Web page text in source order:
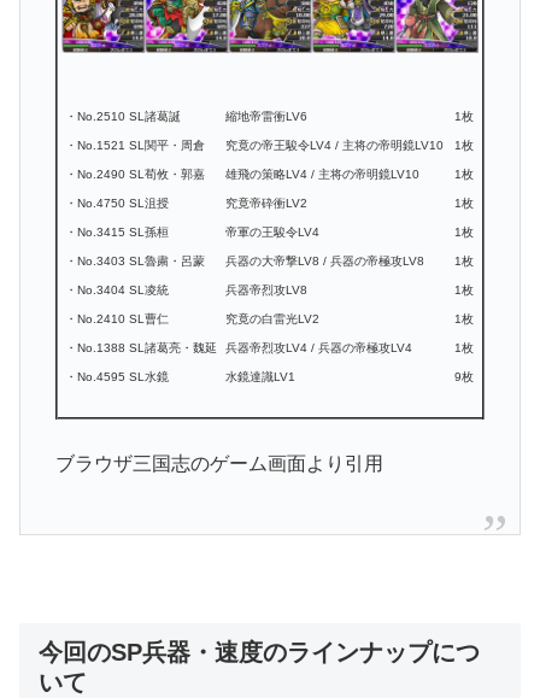
・No.2510 SL諸葛誕 縮地帝雷衝LV6 1枚
・No.1521 SL関平・周倉 究竟の帝王駿令LV4 / 主将の帝明鏡LV10 1枚
・No.2490 SL荀攸・郭嘉 雄飛の策略LV4 / 主将の帝明鏡LV10 1枚
・No.4750 SL沮授 究竟帝砕衝LV2 1枚
・No.3415 SL孫桓 帝軍の王駿令LV4 1枚
・No.3403 SL魯粛・呂蒙 兵器の大帝撃LV8 / 兵器の帝極攻LV8 1枚
・No.3404 SL凌統 兵器帝烈攻LV8 1枚
・No.2410 SL曹仁 究竟の白雷光LV2 1枚
・No.1388 SL諸葛亮・魏延 兵器帝烈攻LV4 / 兵器の帝極攻LV4 1枚
・No.4595 SL水鏡 水鏡達識LV1 9枚
ブラウザ三国志のゲーム画面より引用
今回のSP兵器・速度のラインナップにつ
いて